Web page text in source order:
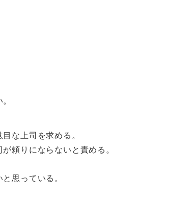
な上司を求める。
頼りにならないと責める。
思っている。